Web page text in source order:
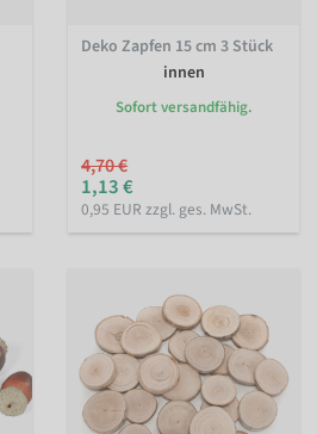
Deko Zapfen 15 cm 3 Stück
innen
Sofort versandfähig.
4,70 €
1,13 €
0,95 EUR zzgl. ges. MwSt.